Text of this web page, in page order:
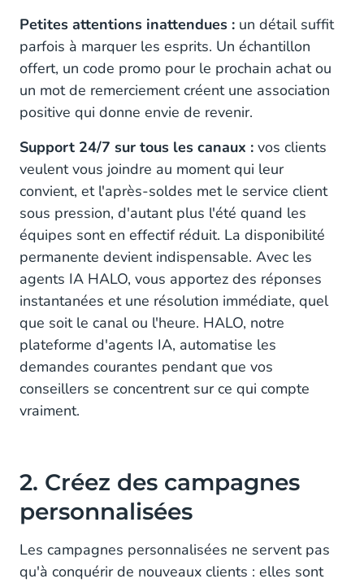
Petites attentions inattendues : un détail suffit
parfois à marquer les esprits. Un échantillon
offert, un code promo pour le prochain achat ou
un mot de remerciement créent une association
positive qui donne envie de revenir.
Support 24/7 sur tous les canaux : vos clients
veulent vous joindre au moment qui leur
convient, et l'après-soldes met le service client
sous pression, d'autant plus l'été quand les
équipes sont en effectif réduit. La disponibilité
permanente devient indispensable. Avec les
agents IA HALO, vous apportez des réponses
instantanées et une résolution immédiate, quel
que soit le canal ou l'heure. HALO, notre
plateforme d'agents IA, automatise les
demandes courantes pendant que vos
conseillers se concentrent sur ce qui compte
vraiment.
2. Créez des campagnes
personnalisées
Les campagnes personnalisées ne servent pas
qu'à conquérir de nouveaux clients : elles sont